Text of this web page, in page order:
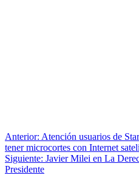
Anterior: Atención usuarios de
tener microcortes con Internet
Siguiente: Javier Milei en La
Presidente